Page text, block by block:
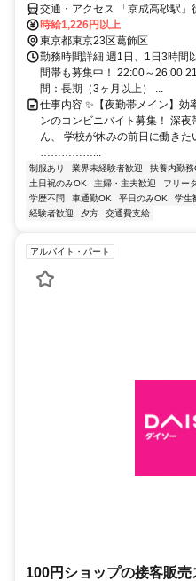
交通・アクセス 「京成高砂駅」
時給1,226円以上
東京都東京23区葛飾区
勤務時間詳細 週1日、1日3時間
間帯も募集中！ 22:00～26:00
間：長期（3ヶ月以上） ...
仕事内容 ✨【夜勤帯メイン】効
ンのコンビニバイト募集！ 深
ん、 学校が休みの前日に働きた
制服あり 業界未経験者歓迎 扶養内勤務
土日祝のみOK
主婦・主夫歓迎 フリー
学歴不問
車通勤OK 平日のみOK 学生
経験者歓迎
夕方 交通費支給
アルバイト・パート
100円ショップの接客販売